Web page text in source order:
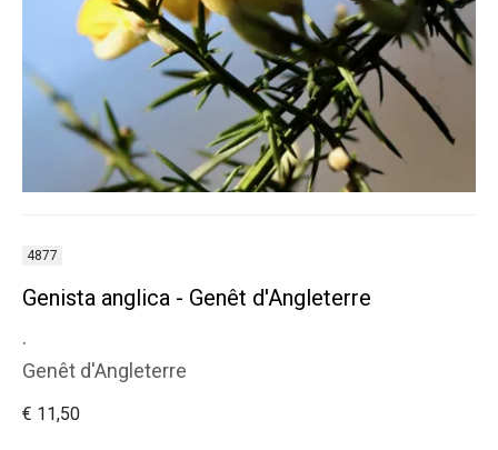
4877
Genista anglica - Genêt d'Angleterre
.
Genêt d'Angleterre
€ 11,50